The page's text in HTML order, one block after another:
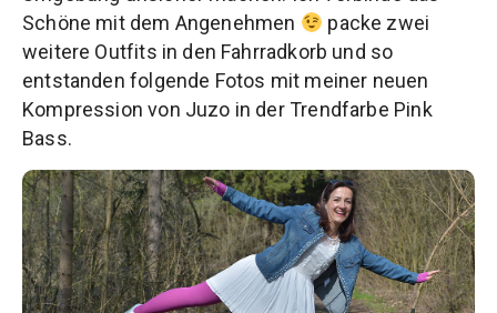
Schöne mit dem Angenehmen
packe zwei
weitere Outfits in den Fahrradkorb und so
entstanden folgende Fotos mit meiner neuen
Kompression von Juzo in der Trendfarbe Pink
Bass.